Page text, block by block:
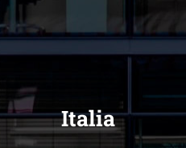
Italia